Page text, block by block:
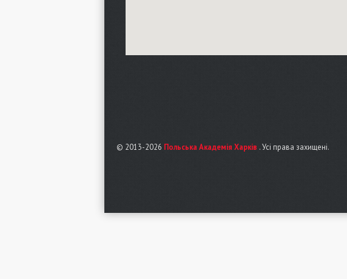
© 2013-2026 Польська Академія Харків . Усі права захищені.